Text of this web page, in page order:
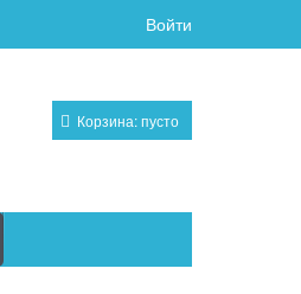
Войти
Корзина:пусто